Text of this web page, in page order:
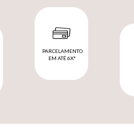
PARCELAMENTO
EM ATÉ 6X*